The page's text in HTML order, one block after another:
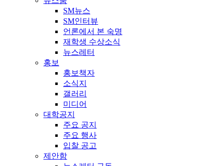
SM뉴스
SM인터뷰
언론에서 본 숙명
재학생 수상소식
뉴스레터
홍보
홍보책자
소식지
갤러리
미디어
대학공지
주요 공지
주요 행사
입찰 공고
제안함